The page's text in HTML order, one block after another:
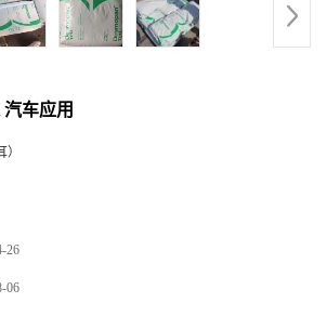
车应用
26
06